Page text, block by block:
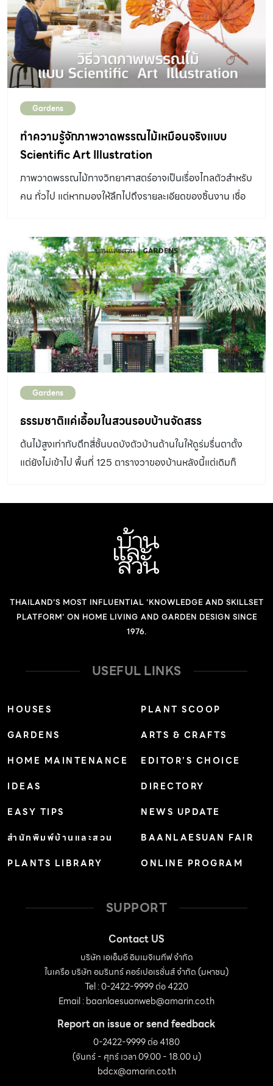
เข้างานทุกท่าน ภายในงานจะมีอะไรที่น่าสนใจบ้าง ตามมาดูกัน
ได้เลย! แผนผังชมงานเกษตรแฟร์ 2565 •โซน A
ตลาดน้ำนนทรี •โซน B เศรษฐกิจฐานราก •โซน C เทคโนโลยี
การเกษตร •โซน D ต้นไม้ และอุปกรณ์การเกษตร •โซน E
ตกแต่งบ้าน •โซน F สัตว์เลี้ยงและอุปกรณ์ […]
Gardens
ทำความรู้จักภาพวาดพรรณไม้เหมือนจริงแบบ
Scientific Art Illustration
ภาพวาดพรรณไม้ทางวิทยาศาสตร์อาจเป็นเรื่องไกลตัวสําหรับ
คน ทั่วไป แต่หากมองให้ลึกไปถึงรายละเอียดของชิ้นงาน เชื่อ
(Scientific Art Illustration) เป็นงานศิลปะที่ถ่ายทอดเรื่อง
ราวของธรรมชาติ อันละเอียดอ่อน แสดงถึงรายละเอียดต่างๆ
ที่ลึกลงไปกว่าที่ ตาเห็น เช่น ชิ้นส่วนต่างๆ ของพืช ซึ่งวาดเพิ่ม
เพื่อบอกรายละเอียดที่สมจริงเป็นข้อมูลพื้นฐานตามหลัก
วิทยาศาสตร์ ที่นําไปใช้งานได้จริง ในครั้งนี้เราได้พูดคุยกับ ผู้
ช่วยศาสตราจารย์ ดร.ศศิวิมล แสวงผล อาจารย์สอนวิชา
“นิทัศน์ทางวิทยาศาสตร์” ภาควิชา พฤกษศาสตร์ คณะ
นักศึกษาระดับปริญญาตรี เปิดสอนครั้งแรก ในประเทศไทย
ตั้งแต่ปี พ.ศ. 2541 เป็นต้นมา จุดเริ่มต้นที่ทําให้อาจารย์ศศิ
วิมลหันมาทํางานด้านนี้ก็เพราะตอนนั้นไปเรียนต่อด้านพืชสวน
ในระดับปริญญาโทที่ University of Florida ประเทศ
สหรัฐอเมริกา และลงเรียนวิชา Biological Illustration ซึ่ง
ต่างๆ ทั้งการใช้ปากกา ดินสอ การใช้สี ตั้งแต่ การร่างภาพ
การลงสี ให้เราสังเกตมุมมองเพื่อให้สามารถวาดอะไรก็ได้ที่
Gardens
ธรรมชาติแค่เอื้อมในสวนรอบบ้านจัดสรร
ต้นไม้สูงเท่ากับตึกสี่ชั้นบดบังตัวบ้านด้านในให้ดูร่มรื่นตาตั้ง
แต่ยังไม่เข้าไป พื้นที่ 125 ตารางวาของบ้านหลังนี้แต่เดิมก็
หญ้า มีต้นไม้ใหญ่
THAILAND'S MOST INFLUENTIAL 'KNOWLEDGE AND SKILLSET
PLATFORM' ON HOME LIVING AND GARDEN DESIGN SINCE
1976.
USEFUL LINKS
HOUSES
GARDENS
HOME MAINTENANCE
IDEAS
EASY TIPS
สำนักพิมพ์บ้านและสวน
PLANTS LIBRARY
PLANT SCOOP
ARTS & CRAFTS
EDITOR’S CHOICE
DIRECTORY
NEWS UPDATE
BAANLAESUAN FAIR
ONLINE PROGRAM
SUPPORT
Contact US
บริษัท เอเอ็มอี อิมเมจิเนทีฟ จำกัด
ในเครือ บริษัท อมรินทร์ คอร์เปอเรชั่นส์ จำกัด (มหาชน)
Tel : 0-2422-9999 ต่อ 4220
Email :baanlaesuanweb@amarin.co.th
Report an issue or send feedback
0-2422-9999 ต่อ 4180
(จันทร์ - ศุกร์ เวลา 09.00 - 18.00 น)
bdcx@amarin.co.th